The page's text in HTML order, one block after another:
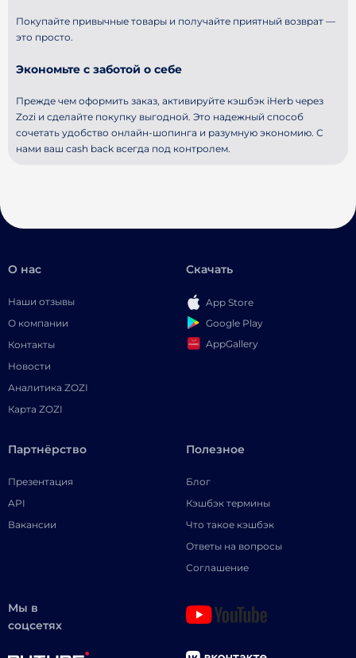
Покупайте привычные товары и получайте приятный возврат —
это просто.
Экономьте с заботой о себе
Прежде чем оформить заказ, активируйте кэшбэк iHerb через
Zozi и сделайте покупку выгодной. Это надежный способ
сочетать удобство онлайн-шопинга и разумную экономию. С
нами ваш cash back всегда под контролем.
О нас
Наши отзывы
О компании
Контакты
Новости
Аналитика ZOZI
Карта ZOZI
Скачать
App Store
Google Play
AppGallery
Партнёрство
Презентация
API
Вакансии
Полезное
Блог
Кэшбэк термины
Что такое кэшбэк
Ответы на вопросы
Соглашение
Мы в
соцсетях